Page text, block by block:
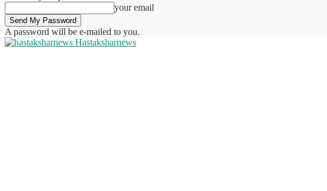
your email
A password will be e-mailed to you.
Hastaksharnews